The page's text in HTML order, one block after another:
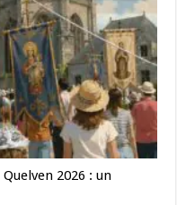
2026 : un